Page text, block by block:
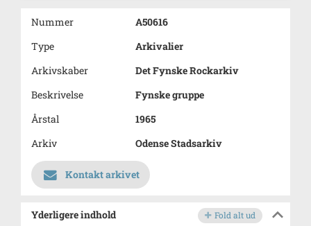
Nummer
A50616
Type
Arkivalier
Arkivskaber
Det Fynske Rockarkiv
Beskrivelse
Fynske gruppe
Årstal
1965
Arkiv
Odense Stadsarkiv
Kontakt arkivet
Yderligere indhold Fold alt ud